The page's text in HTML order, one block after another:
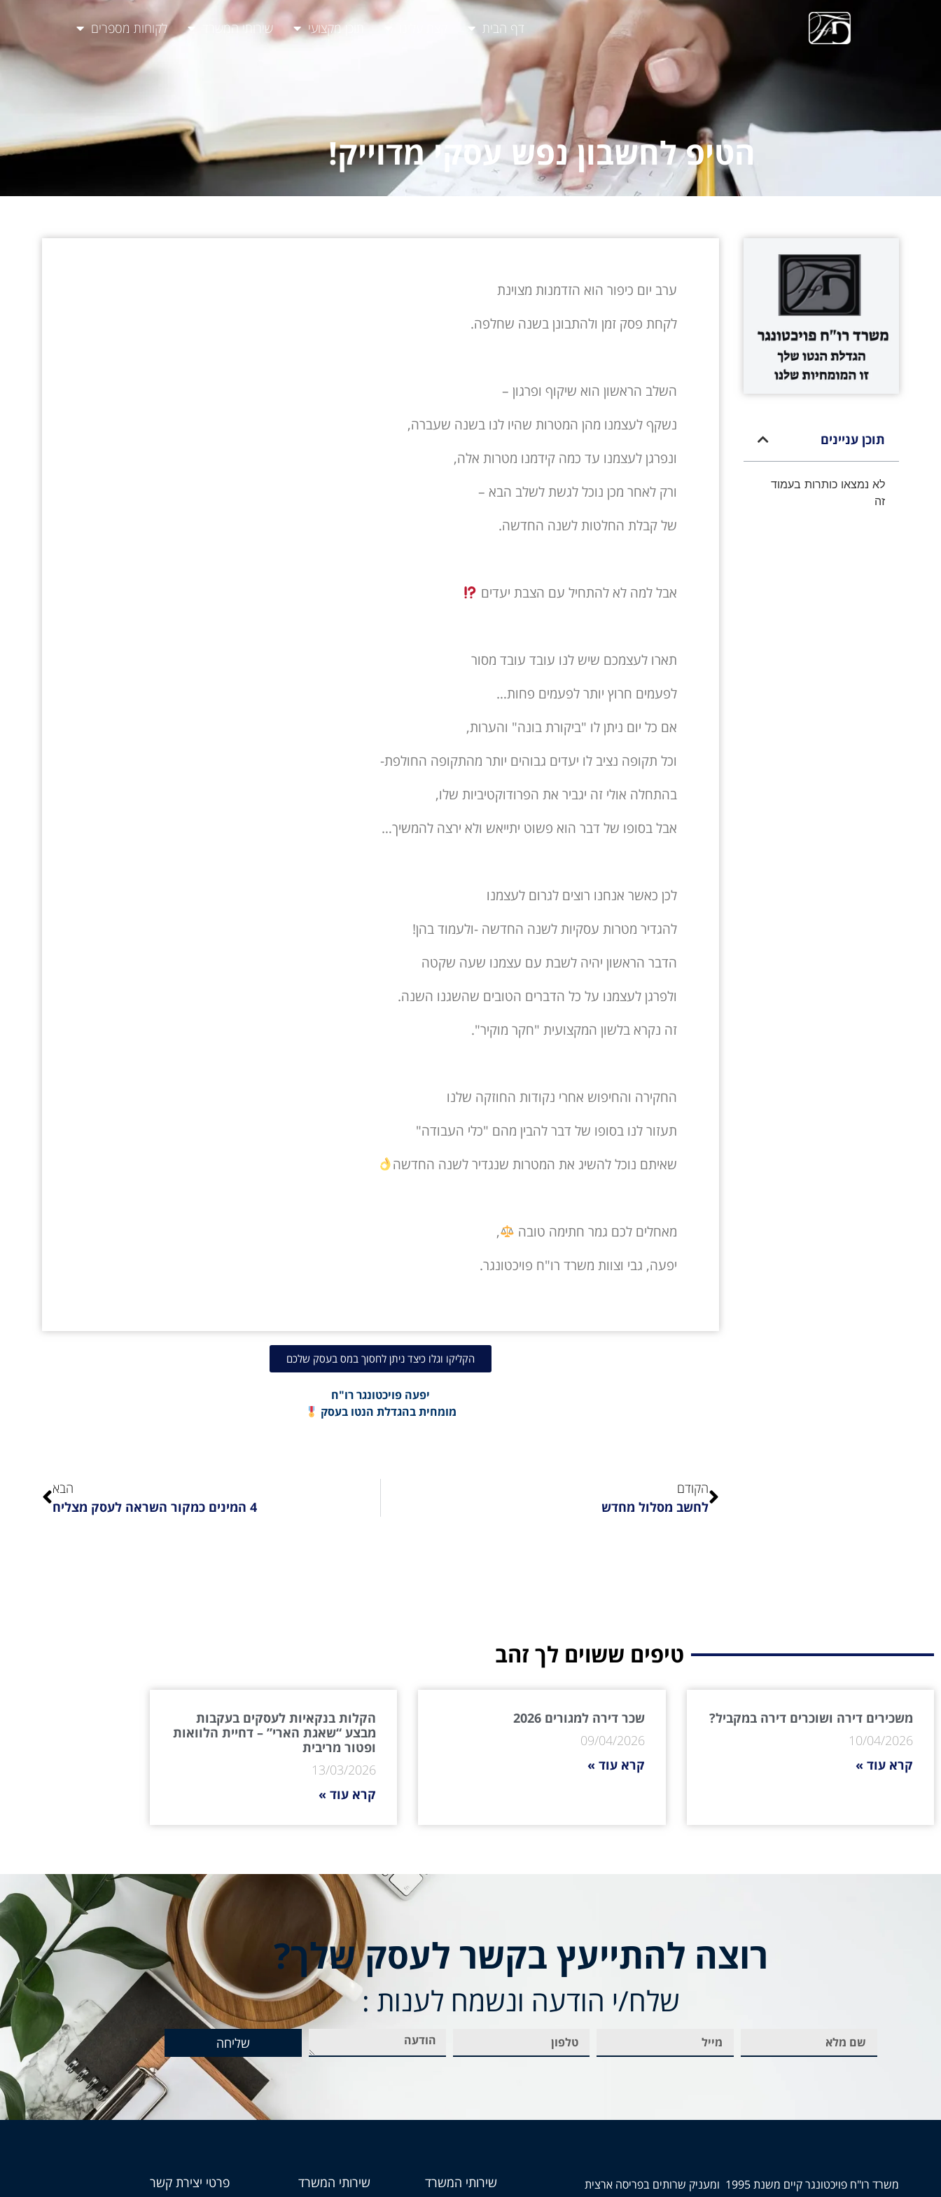
דף הבית תוכן מקצועי שירותי המשרד לקוחות מספרים
הטיפ לחשבון נפש עסקי מדוייק!
תוכן עניינים
לא נמצאו כותרות בעמוד
זה
ערב יום כיפור הוא הזדמנות מצוינת
לקחת פסק זמן ולהתבונן בשנה שחלפה.
השלב הראשון הוא שיקוף ופרגון –
נשקף לעצמנו מהן המטרות שהיו לנו בשנה שעברה,
ונפרגן לעצמנו עד כמה קידמנו מטרות אלה,
ורק לאחר מכן נוכל לגשת לשלב הבא –
של קבלת החלטות לשנה החדשה.
אבל למה לא להתחיל עם הצבת יעדים
תארו לעצמכם שיש לנו עובד עובד מסור
לפעמים חרוץ יותר לפעמים פחות…
אם כל יום ניתן לו "ביקורת בונה" והערות,
וכל תקופה נציב לו יעדים גבוהים יותר מהתקופה החולפת-
בהתחלה אולי זה יגביר את הפרודוקטיביות שלו,
אבל בסופו של דבר הוא פשוט יתייאש ולא ירצה להמשיך…
לכן כאשר אנחנו רוצים לגרום לעצמנו
להגדיר מטרות עסקיות לשנה החדשה -ולעמוד בהן!
הדבר הראשון יהיה לשבת עם עצמנו שעה שקטה
ולפרגן לעצמנו על כל הדברים הטובים שהשגנו השנה.
זה נקרא בלשון המקצועית "חקר מוקיר".
החקירה והחיפוש אחרי נקודות החוזקה שלנו
תעזור לנו בסופו של דבר להבין מהם "כלי העבודה"
שאיתם נוכל להשיג את המטרות שנגדיר לשנה החדשה
מאחלים לכם גמר חתימה טובה
,
יפעה, גבי וצוות משרד רו"ח פויכטונגר.
הקליקו וגלו כיצד ניתן לחסוך במס בעסק שלכם
יפעה פויכטונגר רו"ח
מומחית בהגדלת הנטו בעסק
הקודם
לחשב מסלול מחדש
הבא
4 המינים כמקור השראה לעסק מצליח
טיפים ששוים לך זהב
משכירים דירה ושוכרים דירה במקביל?
10/04/2026
קרא עוד »
שכר דירה למגורים 2026
09/04/2026
קרא עוד »
הקלות בנקאיות לעסקים בעקבות
מבצע “שאגת הארי” – דחיית הלוואות
ופטור מריבית
13/03/2026
קרא עוד »
רוצה להתייעץ בקשר לעסק שלך?
שלח/י הודעה ונשמח לענות :
שליחה
משרד רו"ח פויכטונגר קיים משנת 1995 ומעניק שרותים בפריסה ארצית שירותי המשרד שירותי המשרד פרטי יצירת קשר